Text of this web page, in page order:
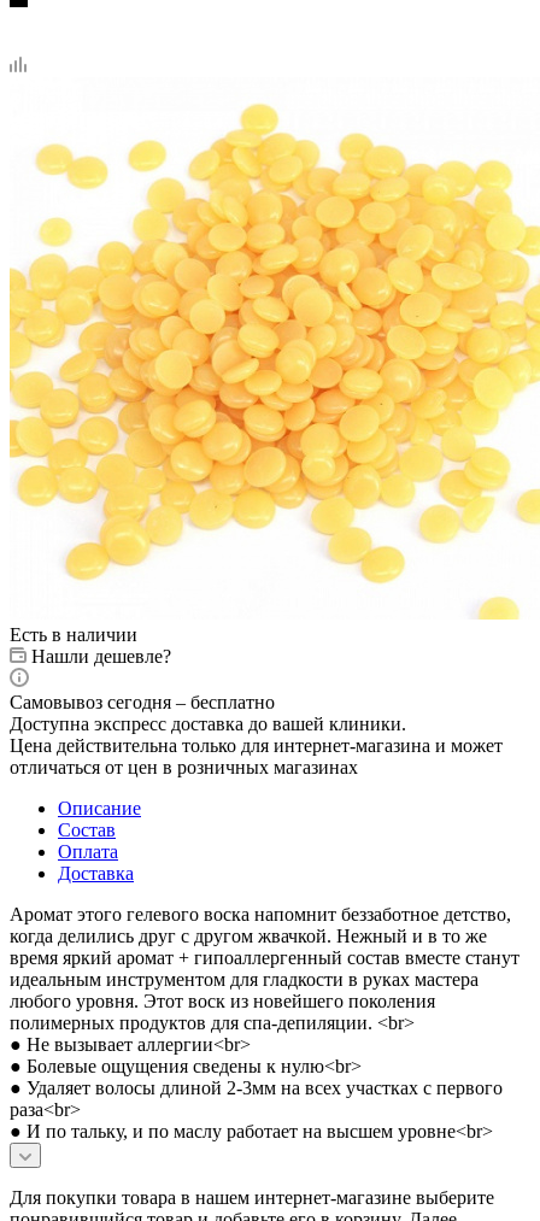
Есть в наличии
Нашли дешевле?
Самовывоз сегодня – бесплатно
Доступна экспресс доставка до вашей клиники.
Цена действительна только для интернет-магазина и может
отличаться от цен в розничных магазинах
Описание
Состав
Оплата
Доставка
Аромат этого гелевого воска напомнит беззаботное детство,
когда делились друг с другом жвачкой. Нежный и в то же
время яркий аромат + гипоаллергенный состав вместе станут
идеальным инструментом для гладкости в руках мастера
любого уровня. Этот воск из новейшего поколения
полимерных продуктов для спа-депиляции. <br>
● Не вызывает аллергии<br>
● Болевые ощущения сведены к нулю<br>
● Удаляет волосы длиной 2-3мм на всех участках с первого
раза<br>
● И по тальку, и по маслу работает на высшем уровне<br>
Для покупки товара в нашем интернет-магазине выберите